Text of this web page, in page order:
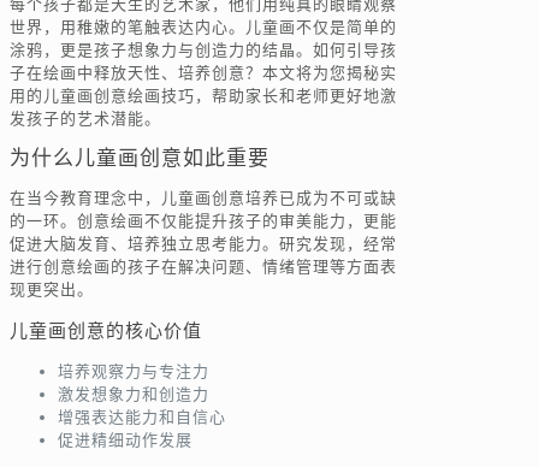
每个孩子都是天生的艺术家，他们用纯真的眼睛观察
世界，用稚嫩的笔触表达内心。儿童画不仅是简单的
涂鸦，更是孩子想象力与创造力的结晶。如何引导孩
子在绘画中释放天性、培养创意？本文将为您揭秘实
用的儿童画创意绘画技巧，帮助家长和老师更好地激
发孩子的艺术潜能。
为什么儿童画创意如此重要
在当今教育理念中，儿童画创意培养已成为不可或缺
的一环。创意绘画不仅能提升孩子的审美能力，更能
促进大脑发育、培养独立思考能力。研究发现，经常
进行创意绘画的孩子在解决问题、情绪管理等方面表
现更突出。
儿童画创意的核心价值
培养观察力与专注力
激发想象力和创造力
增强表达能力和自信心
促进精细动作发展